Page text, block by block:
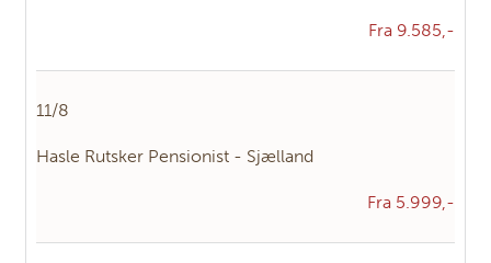
Fra 9.585,-
11/8
Hasle Rutsker Pensionist - Sjælland
Fra 5.999,-